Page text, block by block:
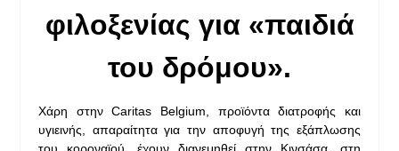
φιλοξενίας για «παιδιά
του δρόμου».
Χάρη στην Caritas Belgium, προϊόντα διατροφής και
υγιεινής, απαραίτητα για την αποφυγή της εξάπλωσης
του κοροναϊού, έχουν διανεμηθεί στην Κινσάσα, στη